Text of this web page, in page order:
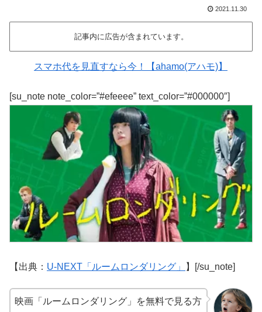
2021.11.30
記事内に広告が含まれています。
スマホ代を見直すなら今！【ahamo(アハモ)】
[su_note note_color=”#efeeee” text_color=”#000000″]
【出典： U-NEXT「ルームロンダリング」 】[/su_note]
映画「ルームロンダリング」を無料で見る方